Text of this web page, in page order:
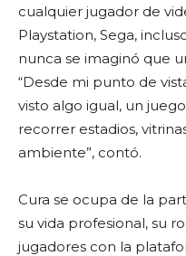
cualquier jugador de
Playstation, Sega,
nunca se imaginó que
“Desde mi punto de
visto algo igual, un
recorrer estadios,
ambiente”, contó.
Cura se ocupa de la
su vida profesional, su
jugadores con la